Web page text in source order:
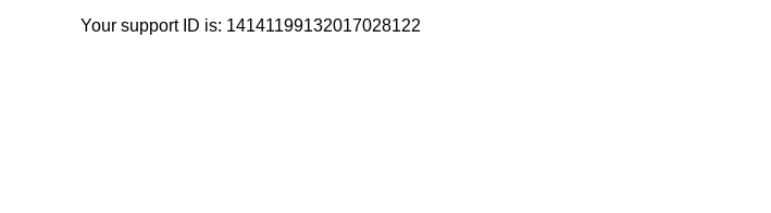
Your support ID is: 14141199132017028122